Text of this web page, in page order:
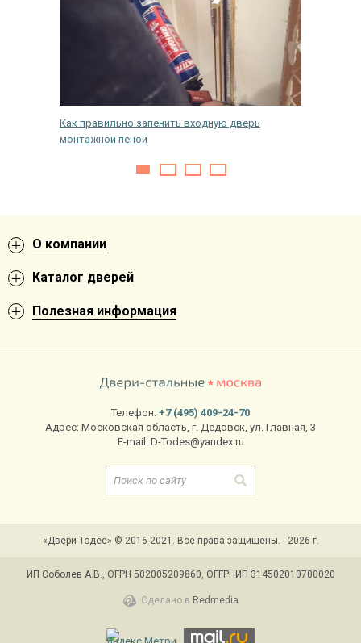
Как правильно запенить входную дверь
монтажной пеной
О компании
Каталог дверей
Полезная информация
Телефон: +7 (495) 409-24-70
Адрес: Московская область, г. Дедовск, ул. Главная, 3
E-mail: D-Todes@yandex.ru
«Двери Тодес» © 2016-2021. Все права защищены. - 2026 г.
ИП Соболев А.В., ОГРН 502005209860, ОГГРНИП 314502010700020
Сделано в Redmedia